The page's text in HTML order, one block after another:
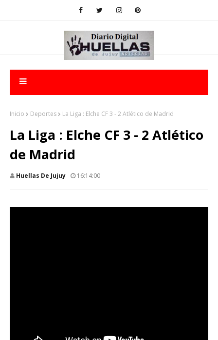
Inicio Deportes La Liga : Elche CF 3 - 2 Atlético de Madrid
La Liga : Elche CF 3 - 2 Atlético
de Madrid
Huellas De Jujuy 16:14:00